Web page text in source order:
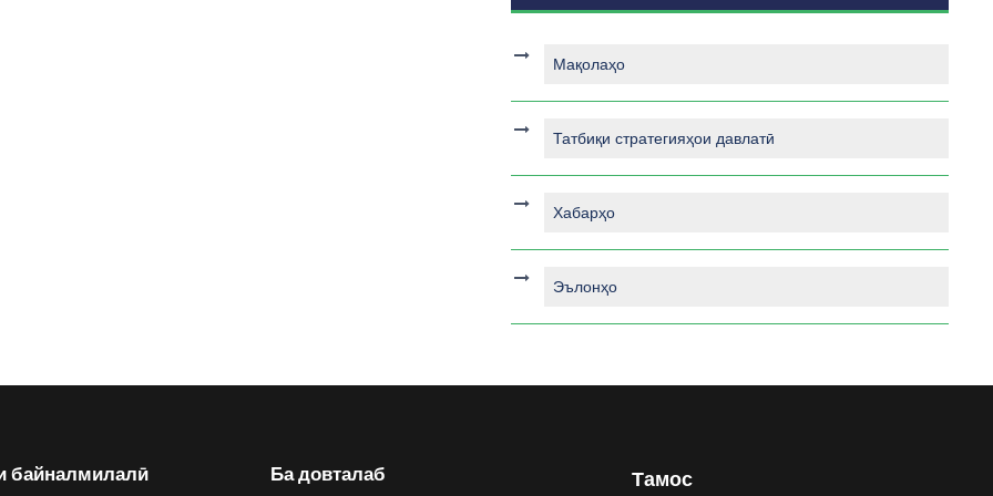
Мақолаҳо
Татбиқи стратегияҳои давлатӣ
Хабарҳо
Эълонҳо
байналмилалӣ Ба довталаб Тамос